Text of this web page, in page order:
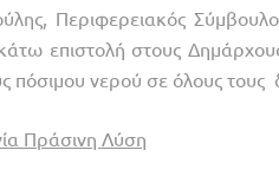
Περιφερειακός
επιστολή στους
πόσιμου νερού σε όλους τους
Πράσινη Λύση